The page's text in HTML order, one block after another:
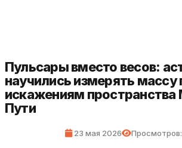
Пульсары вместо весов:
научились измерять массу
искажениям пространства
Пути
23 мая 2026